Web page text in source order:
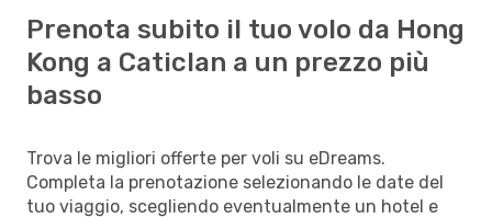
Prenota subito il tuo volo da Hong
Kong a Caticlan a un prezzo più
basso
Trova le migliori offerte per voli su eDreams.
Completa la prenotazione selezionando le date del
tuo viaggio, scegliendo eventualmente un hotel e